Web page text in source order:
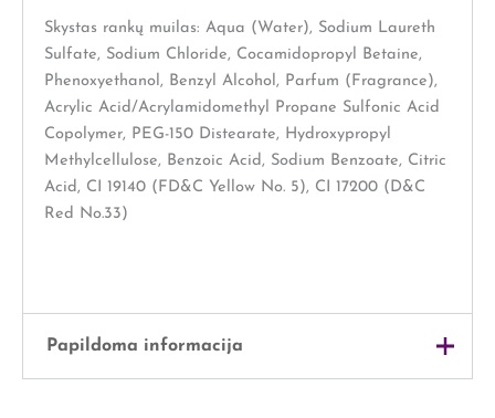
Skystas rankų muilas: Aqua (Water), Sodium Laureth
Sulfate, Sodium Chloride, Cocamidopropyl Betaine,
Phenoxyethanol, Benzyl Alcohol, Parfum (Fragrance),
Acrylic Acid/Acrylamidomethyl Propane Sulfonic Acid
Copolymer, PEG-150 Distearate, Hydroxypropyl
Methylcellulose, Benzoic Acid, Sodium Benzoate, Citric
Acid, CI 19140 (FD&C Yellow No. 5), CI 17200 (D&C
Red No.33)
Papildoma informacija